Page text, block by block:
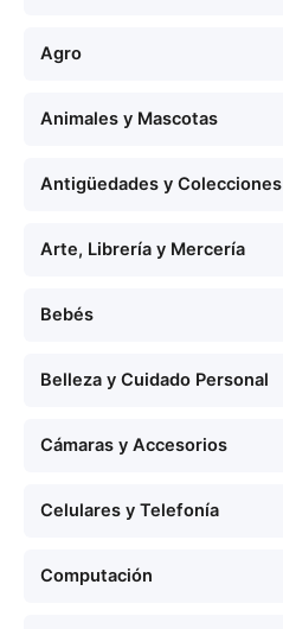
Agro
Animales y Mascotas
Antigüedades y Colecciones
Arte, Librería y Mercería
Bebés
Belleza y Cuidado Personal
Cámaras y Accesorios
Celulares y Telefonía
Computación